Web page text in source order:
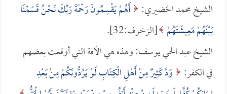
الشيخ محمد الخضيري: أَهُمْ يَقْسِمُونَ رَحْمَةَ رَبِّكَ نَحْنُ قَسَمْنَا
بَيْنَهُمْ مَعِيشَتَهُمْ [الزخرف:32].
الشيخ عبد الحي يوسف: وهذه هي الآفة التي أوقعت بعضهم
في الكفر:
وَدَّ كَثِيرٌ مِنْ أَهْلِ الْكِتَابِ لَوْ يَرُدُّونَكُمْ مِنْ بَعْدِ